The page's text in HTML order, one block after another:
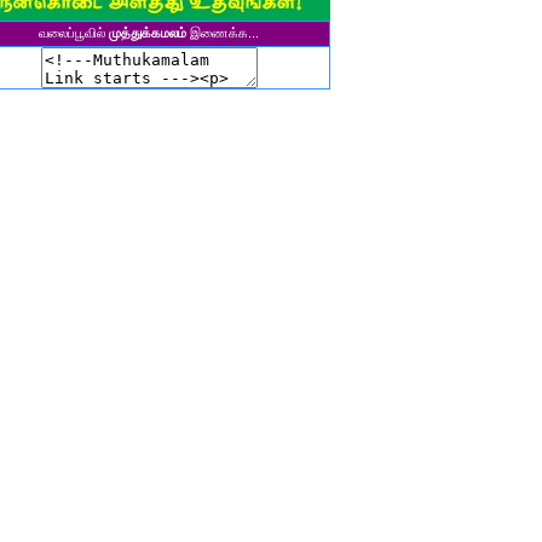
தனசேகரன்
ஹரிஹரன்
மு. பழனியப்பன்
வலைப்பூவில் முத்துக்கமலம் இணைக்க...